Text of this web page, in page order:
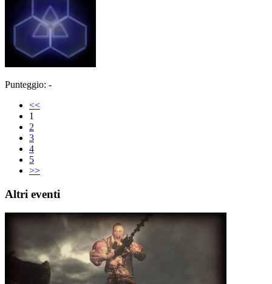
Punteggio: -
<<
1
2
3
4
5
>>
Altri eventi